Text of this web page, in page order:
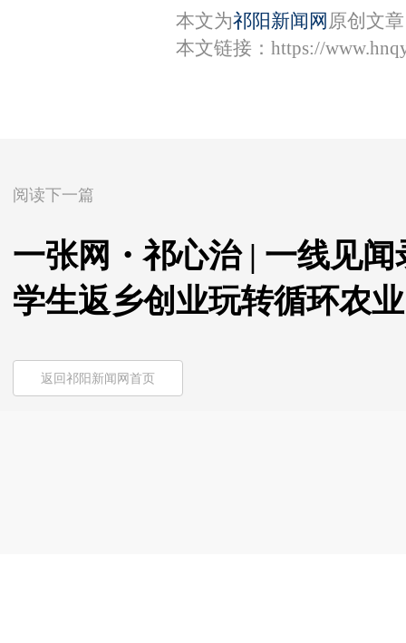
本文为祁阳新闻网 原创文
本文链接： https://
阅读下一篇
一张网・祁心治 | 一线见
学生返乡创业玩转循环农业
返回祁阳新闻网首页